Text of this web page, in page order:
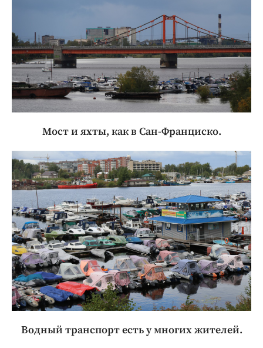
Мост и яхты, как в Сан-Франциско.
Водный транспорт есть у многих жителей.